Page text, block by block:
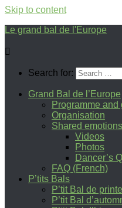
Skip to content
Le grand bal de l'Europe
Search for:
Grand Bal de l’Europe
Programme and
Organisation
Shared emotions
Videos
Photos
Dancer’s
FAQ (French)
P’tits Bals
P’tit Bal de
P’tit Bal